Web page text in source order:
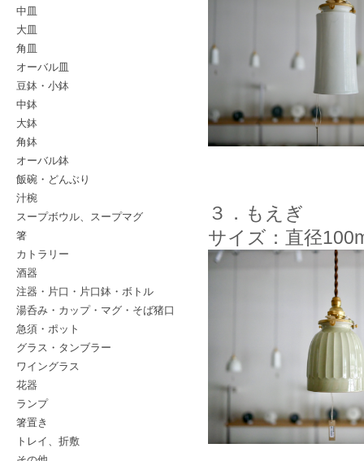
中皿
大皿
角皿
オーバル皿
豆鉢・小鉢
中鉢
大鉢
角鉢
オーバル鉢
飯碗・どんぶり
汁椀
スープボウル、スープマグ
箸
カトラリー
酒器
注器・片口・片口鉢・ボトル
湯呑み・カップ・マグ・そば猪口
急須・ポット
グラス・タンブラー
ワイングラス
花器
ランプ
箸置き
トレイ、折敷
３．もえぎ
サイズ：直径